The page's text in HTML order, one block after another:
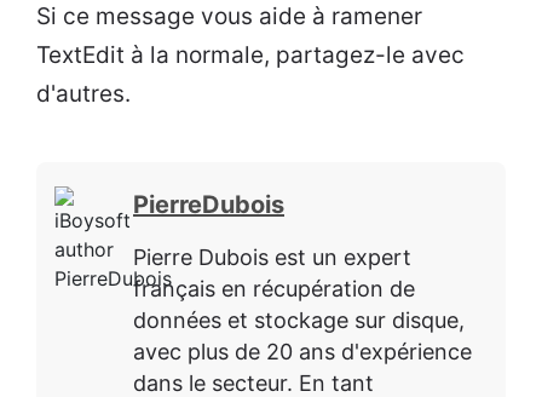
Si ce message vous aide à ramener
TextEdit à la normale, partagez-le avec
d'autres.
PierreDubois
Pierre Dubois est un expert
français en récupération de
données et stockage sur disque,
avec plus de 20 ans d'expérience
dans le secteur. En tant